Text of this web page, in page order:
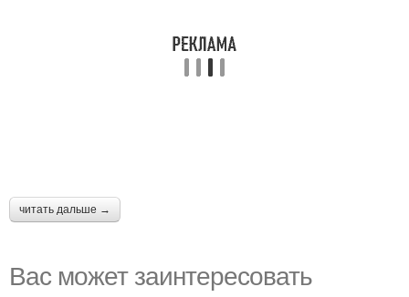
читать дальше →
Вас может заинтересовать